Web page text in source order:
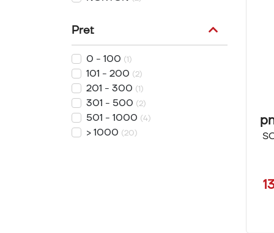
Pret
0 - 100 (1)
101 - 200 (2)
201 - 300 (1)
301 - 500 (2)
501 - 1000 (4)
> 1000 (20)